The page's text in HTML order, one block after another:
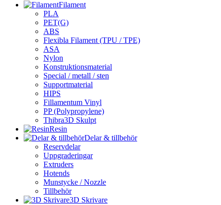
Filament
PLA
PET(G)
ABS
Flexibla Filament (TPU / TPE)
ASA
Nylon
Konstruktionsmaterial
Special / metall / sten
Supportmaterial
HIPS
Fillamentum Vinyl
PP (Polypropylene)
Thibra3D Skulpt
Resin
Delar & tillbehör
Reservdelar
Uppgraderingar
Extruders
Hotends
Munstycke / Nozzle
Tillbehör
3D Skrivare